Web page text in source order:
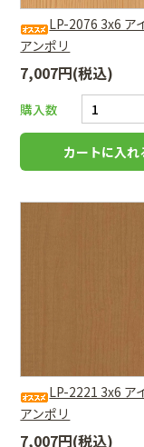
LP-2076 3x6 ア
アンポリ
7,007円(税込)
購入数
LP-2221 3x6 ア
アンポリ
7,007円(税込)